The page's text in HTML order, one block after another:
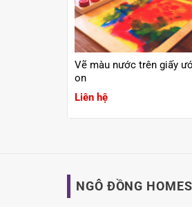
Vẽ màu nước trên giấy
on
Liên hệ
NGÔ ĐỒNG